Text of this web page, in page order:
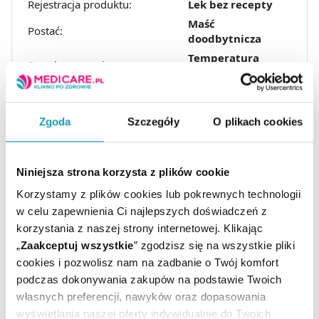
Zgoda Szczegóły O plikach cookies
Niniejsza strona korzysta z plików cookie
Korzystamy z plików cookies lub pokrewnych technologii
w celu zapewnienia Ci najlepszych doświadczeń z
korzystania z naszej strony internetowej. Klikając
„Zaakceptuj wszystkie” zgodzisz się na wszystkie pliki
cookies i pozwolisz nam na zadbanie o Twój komfort
podczas dokonywania zakupów na podstawie Twoich
własnych preferencji, nawyków oraz dopasowania
wyświetlania naszej oferty indywidualnie do Twoich
Rejestracja produktu:
Lek bez recepty
Postać:
Maść
doodbytnicza
Przechowywanie:
Temperatura
ARTYKUŁY
MOŻE CI SIĘ PRZYDAĆ